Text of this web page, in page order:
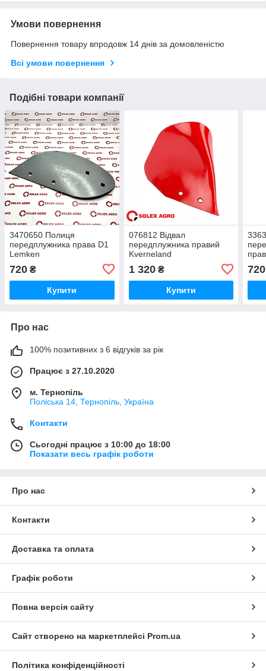
Умови повернення
Повернення товару впродовж 14 днів за домовленістю
Всі умови повернення
Подібні товари компанії
3470650 Полиця
передплужника права D1
Lemken
720 ₴
Купити
076812 Відвал
передплужника правий
Kverneland
1 320₴
Купити
720
Про нас
100% позитивних з 6 відгуків за рік
Працює з 27.10.2020
м. Тернопіль
Поліська 14, Тернопіль, Україна
Контакти
Сьогодні працює з 10:00 до 18:00
Показати весь графік роботи
Про нас
Контакти
Доставка та оплата
Графік роботи
Повна версія сайту
Сайт створено на маркетплейсі Prom.ua
Політика конфіденційності